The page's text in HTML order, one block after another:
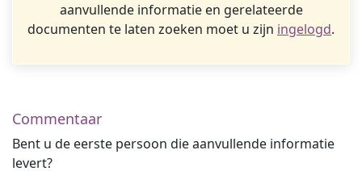
aanvullende informatie en gerelateerde
documenten te laten zoeken moet u zijn ingelogd.
Commentaar
Bent u de eerste persoon die aanvullende informatie
levert?